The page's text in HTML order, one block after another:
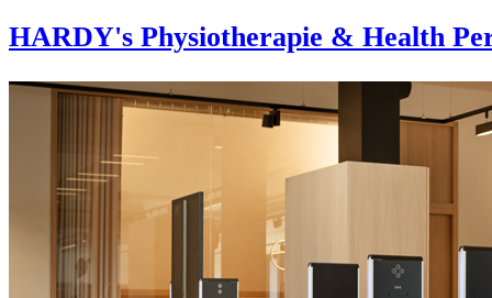
HARDY's Physiotherapie & Health